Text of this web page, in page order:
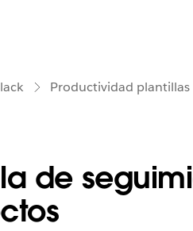
Productividad plantillas
de